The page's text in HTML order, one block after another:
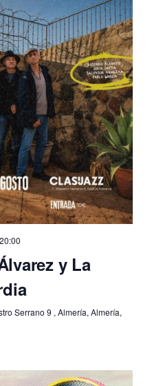
y La
Serrano 9 , Almería, Almería,